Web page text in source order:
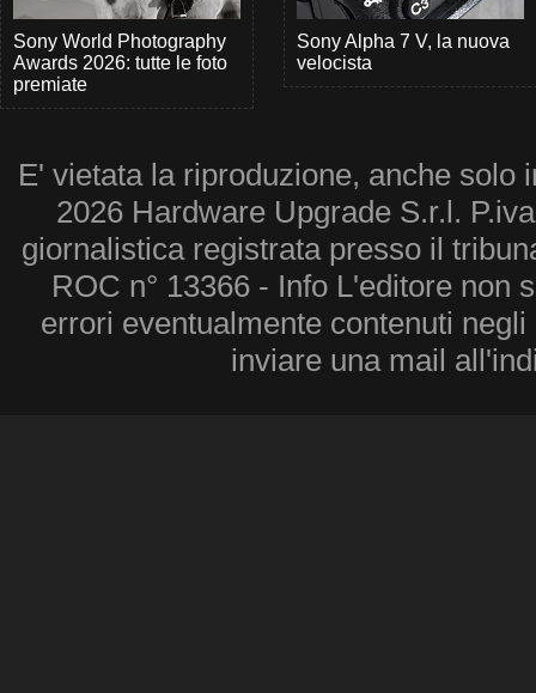
Sony World Photography
Awards 2026: tutte le foto
premiate
Sony Alpha 7 V, la nuova
velocista
E' vietata la riproduzione, anche solo
2026 Hardware Upgrade S.r.l.
giornalistica registrata presso il
ROC n° 13366 - Info L'editore non
errori eventualmente contenuti
inviare una mail